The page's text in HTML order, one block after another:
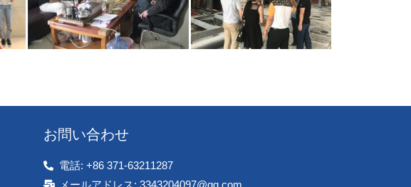
お問い合わせ
電話: +86 371-63211287